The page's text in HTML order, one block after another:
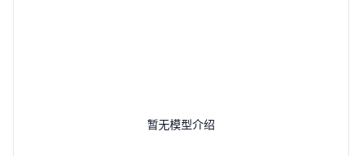
暂无模型介绍